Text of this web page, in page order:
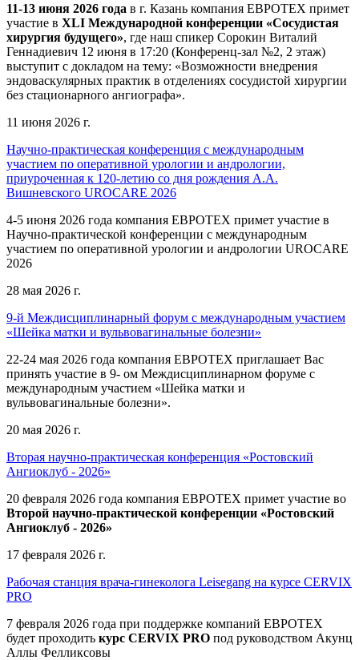
11-13 июня 2026 года в г. Казань компания ЕВРОТЕХ примет
участие в XLI Международной конференции «Сосудистая
хирургия будущего», где наш спикер Сорокин Виталий
Геннадиевич 12 июня в 17:20 (Конференц-зал №2, 2 этаж)
выступит с докладом на тему: «Возможности внедрения
эндоваскулярных практик в отделениях сосудистой хирургии
без стационарного ангиографа».
11 июня 2026 г.
Научно-практическая конференция с международным
участием по оперативной урологии и андрологии,
приуроченная к 120-летию со дня рождения А.А.
Вишневского UROCARE 2026
4-5 июня 2026 года компания ЕВРОТЕХ примет участие в
Научно-практической конференции с международным
участием по оперативной урологии и андрологии UROCARE
2026
28 мая 2026 г.
9-й Междисциплинарный форум с международным участием
«Шейка матки и вульвовагинальные болезни»
22-24 мая 2026 года компания ЕВРОТЕХ приглашает Вас
принять участие в 9- ом Междисциплинарном форуме с
международным участием «Шейка матки и
вульвовагинальные болезни».
20 мая 2026 г.
Вторая научно-практическая конференция «Ростовский
Ангиоклуб - 2026»
20 февраля 2026 года компания ЕВРОТЕХ примет участие во
Второй научно-практической конференции «Ростовский
Ангиоклуб - 2026»
17 февраля 2026 г.
Рабочая станция врача-гинеколога Leisegang на курсе CERVIX
PRO
7 февраля 2026 года при поддержке компаний ЕВРОТЕХ
будет проходить курс CERVIX PRO под руководством Акунц
Аллы Фелликсовы